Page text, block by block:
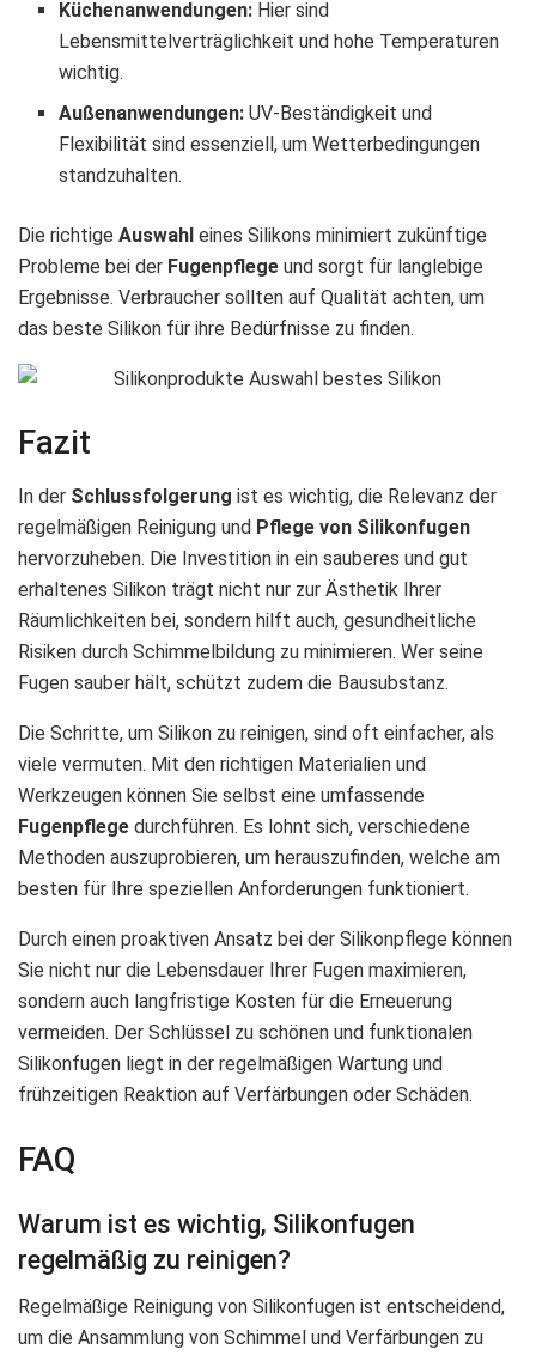
Küchenanwendungen: Hier sind
Lebensmittelverträglichkeit und hohe Temperaturen
wichtig.
Außenanwendungen: UV-Beständigkeit und
Flexibilität sind essenziell, um Wetterbedingungen
standzuhalten.
Die richtige Auswahl eines Silikons minimiert zukünftige
Probleme bei der Fugenpflege und sorgt für langlebige
Ergebnisse. Verbraucher sollten auf Qualität achten, um
das beste Silikon für ihre Bedürfnisse zu finden.
Fazit
In der Schlussfolgerung ist es wichtig, die Relevanz der
regelmäßigen Reinigung und Pflege von Silikonfugen
hervorzuheben. Die Investition in ein sauberes und gut
erhaltenes Silikon trägt nicht nur zur Ästhetik Ihrer
Räumlichkeiten bei, sondern hilft auch, gesundheitliche
Risiken durch Schimmelbildung zu minimieren. Wer seine
Fugen sauber hält, schützt zudem die Bausubstanz.
Die Schritte, um Silikon zu reinigen, sind oft einfacher, als
viele vermuten. Mit den richtigen Materialien und
Werkzeugen können Sie selbst eine umfassende
Fugenpflege durchführen. Es lohnt sich, verschiedene
Methoden auszuprobieren, um herauszufinden, welche am
besten für Ihre speziellen Anforderungen funktioniert.
Durch einen proaktiven Ansatz bei der Silikonpflege können
Sie nicht nur die Lebensdauer Ihrer Fugen maximieren,
sondern auch langfristige Kosten für die Erneuerung
vermeiden. Der Schlüssel zu schönen und funktionalen
Silikonfugen liegt in der regelmäßigen Wartung und
frühzeitigen Reaktion auf Verfärbungen oder Schäden.
FAQ
Warum ist es wichtig, Silikonfugen
regelmäßig zu reinigen?
Regelmäßige Reinigung von Silikonfugen ist entscheidend,
um die Ansammlung von Schimmel und Verfärbungen zu